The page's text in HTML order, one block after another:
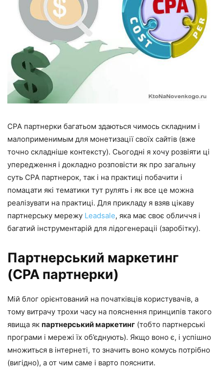
CPA партнерки багатьом здаються чимось складним і
малоприменимым для монетизації своїх сайтів (вже
точно складніше контексту). Сьогодні я хочу розвіяти ці
упередження і докладно розповісти як про загальну
суть CPA партнерок, так і на практиці побачити і
помацати які тематики тут рулять і як все це можна
реалізувати на практиці. Для прикладу я взяв цікаву
партнерську мережу Leadsale, яка має своє обличчя і
багатий інструментарій для лідогенераціі (заробітку).
Партнерський маркетинг
(CPA партнерки)
Мій блог орієнтований на початківців користувачів, а
тому витрачу трохи часу на пояснення принципів такого
явища як партнерський маркетинг (тобто партнерські
програми і мережі їх об’єднують). Якщо воно є, і успішно
множиться в інтернеті, то значить воно комусь потрібно
(вигідно), а от чим саме і варто пояснити.